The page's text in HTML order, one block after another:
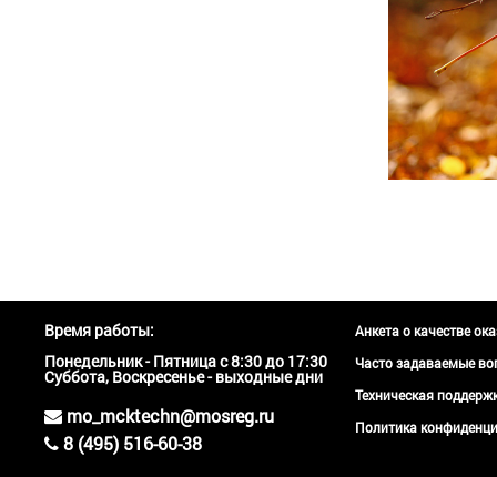
Время работы:
Понедельник - Пятница с 8:30 до 17:30
Суббота, Воскресенье - выходные дни
mo_mcktechn@mosreg.ru
8 (495) 516-60-38
Анкета о качестве
Часто задаваемые
Техническая
Политика